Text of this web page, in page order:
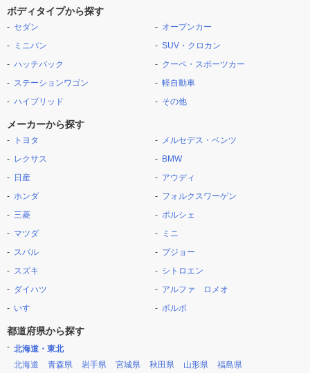
ボディタイプから探す
セダン
ミニバン
ハッチバック
ステーションワゴン
ハイブリッド
オープンカー
SUV・クロカン
クーペ・スポーツカー
軽自動車
その他
メーカーから探す
トヨタ
レクサス
日産
ホンダ
三菱
マツダ
スバル
スズキ
ダイハツ
いすゞ
メルセデス・ベンツ
BMW
アウディ
フォルクスワーゲン
ポルシェ
ミニ
プジョー
シトロエン
アルファ ロメオ
ボルボ
都道府県から探す
北海道・東北
北海道
青森県 岩手県 宮城県 秋田県 山形県 福島県